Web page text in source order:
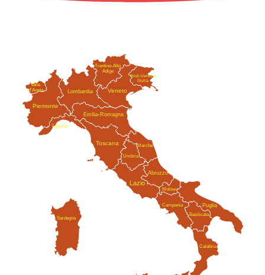
Abruzzo
Valle
d'Aosta
Puglia
Basilicata
Calabria
Campania
Emilia-Romagna
Friuli-Venezia
Giulia
Lazio
Liguria
Lombardia
Marche
Molise
Piemonte
Sardegna
Trentino-Alto
Adige
Toscana
Umbria
Veneto